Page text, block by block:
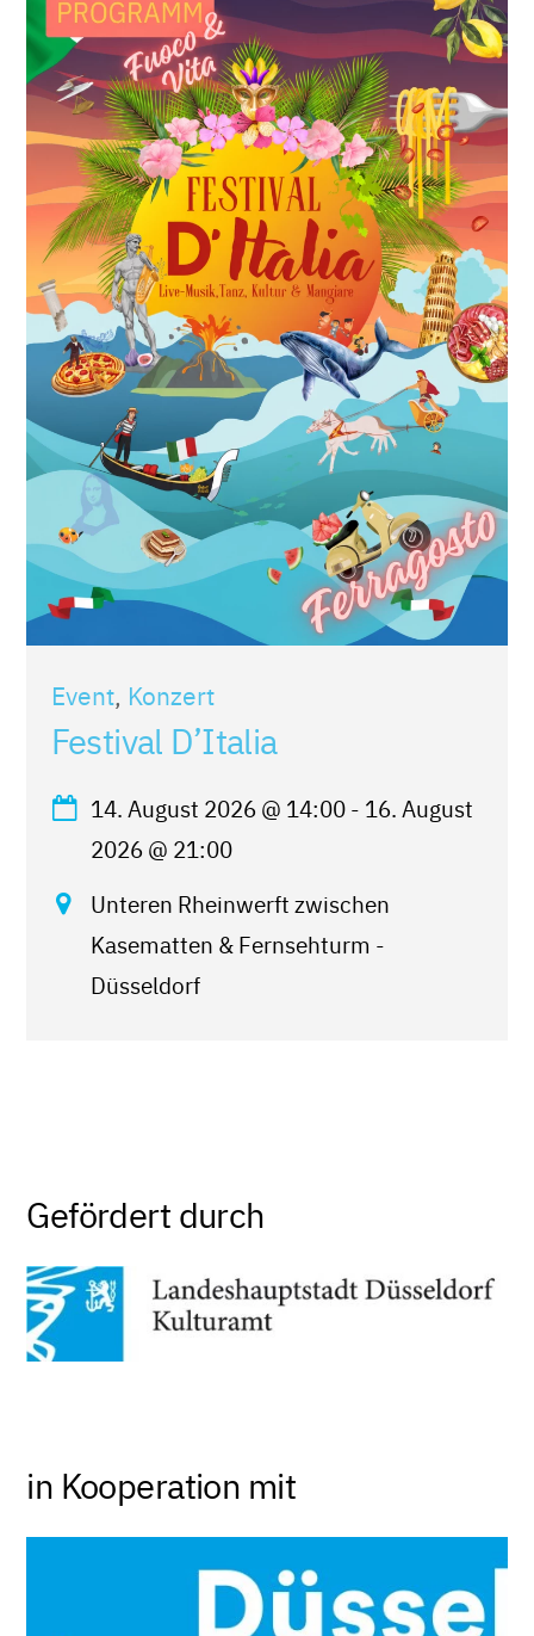
Event, Konzert
Festival D’Italia
14. August 2026 @ 14:00- 16. August
2026 @ 21:00
Unteren Rheinwerft zwischen
Kasematten & Fernsehturm -
Düsseldorf
Gefördert durch
in Kooperation mit